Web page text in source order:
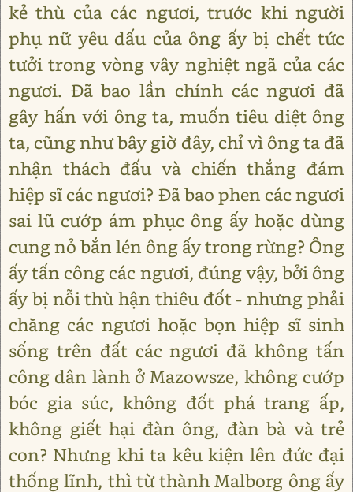
kẻ thù của các ngươi, trước khi người
phụ nữ yêu dấu của ông ấy bị chết tức
tưởi trong vòng vây nghiệt ngã của các
ngươi. Đã bao lần chính các ngươi đã
gây hấn với ông ta, muốn tiêu diệt ông
ta, cũng như bây giờ đây, chỉ vì ông ta đã
nhận thách đấu và chiến thắng đám
hiệp sĩ các ngươi? Đã bao phen các ngươi
sai lũ cướp ám phục ông ấy hoặc dùng
cung nỏ bắn lén ông ấy trong rừng? Ông
ấy tấn công các ngươi, đúng vậy, bởi ông
ấy bị nỗi thù hận thiêu đốt - nhưng phải
chăng các ngươi hoặc bọn hiệp sĩ sinh
sống trên đất các ngươi đã không tấn
công dân lành ở Mazowsze, không cướp
bóc gia súc, không đốt phá trang ấp,
không giết hại đàn ông, đàn bà và trẻ
con? Nhưng khi ta kêu kiện lên đức đại
thống lĩnh, thì từ thành Malborg ông ấy